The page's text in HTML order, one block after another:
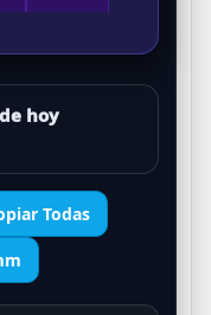
26
CAIMÁN
34
VENADO
hoy
Todas